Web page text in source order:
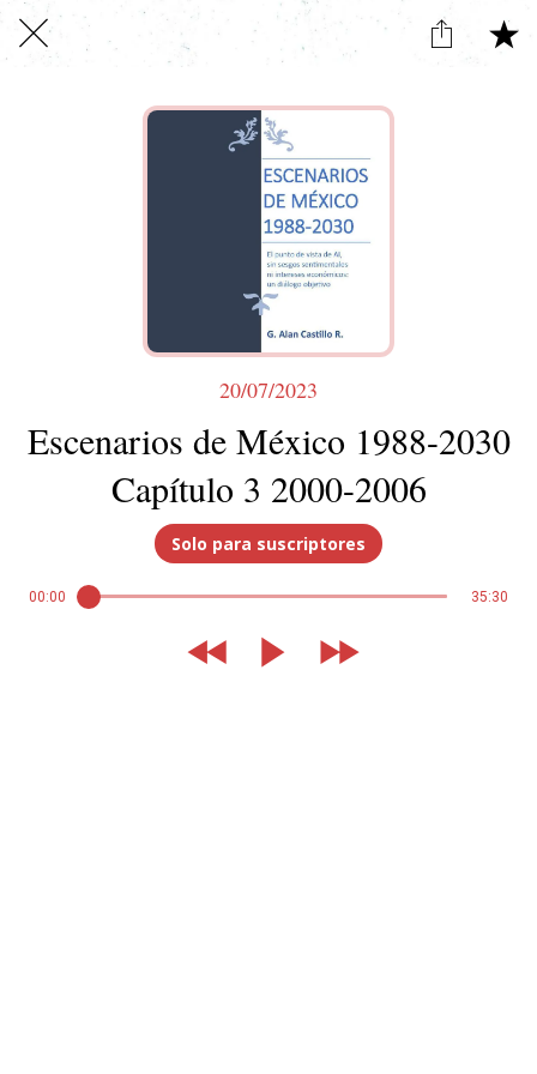
20/07/2023
Escenarios de México 1988-2030
Capítulo 3 2000-2006
Solo para suscriptores
00:00 35:30